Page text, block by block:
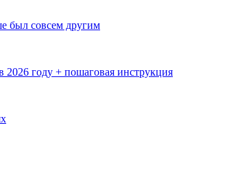
был совсем другим
2026 году + пошаговая инструкция